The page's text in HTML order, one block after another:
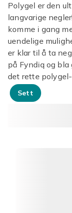
Polygel er den
langvarige
komme i gang
uendelige
er klar til å ta
på Fyndiq og
det rette
Sett